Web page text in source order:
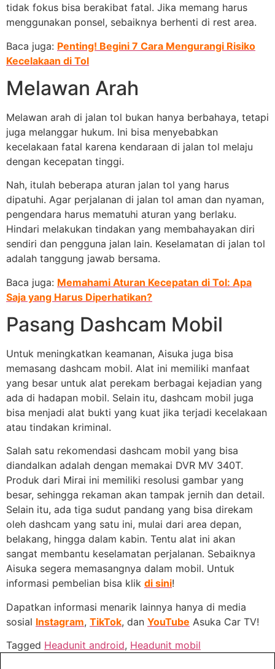
tidak fokus bisa berakibat fatal. Jika memang harus
menggunakan ponsel, sebaiknya berhenti di rest area.
Baca juga: Penting! Begini 7 Cara Mengurangi Risiko
Kecelakaan di Tol
Melawan Arah
Melawan arah di jalan tol bukan hanya berbahaya, tetapi
juga melanggar hukum. Ini bisa menyebabkan
kecelakaan fatal karena kendaraan di jalan tol melaju
dengan kecepatan tinggi.
Nah, itulah beberapa aturan jalan tol yang harus
dipatuhi. Agar perjalanan di jalan tol aman dan nyaman,
pengendara harus mematuhi aturan yang berlaku.
Hindari melakukan tindakan yang membahayakan diri
sendiri dan pengguna jalan lain. Keselamatan di jalan tol
adalah tanggung jawab bersama.
Baca juga: Memahami Aturan Kecepatan di Tol: Apa
Saja yang Harus Diperhatikan?
Pasang Dashcam Mobil
Untuk meningkatkan keamanan, Aisuka juga bisa
memasang dashcam mobil. Alat ini memiliki manfaat
yang besar untuk alat perekam berbagai kejadian yang
ada di hadapan mobil. Selain itu, dashcam mobil juga
bisa menjadi alat bukti yang kuat jika terjadi kecelakaan
atau tindakan kriminal.
Salah satu rekomendasi dashcam mobil yang bisa
diandalkan adalah dengan memakai DVR MV 340T.
Produk dari Mirai ini memiliki resolusi gambar yang
besar, sehingga rekaman akan tampak jernih dan detail.
Selain itu, ada tiga sudut pandang yang bisa direkam
oleh dashcam yang satu ini, mulai dari area depan,
belakang, hingga dalam kabin. Tentu alat ini akan
sangat membantu keselamatan perjalanan. Sebaiknya
Aisuka segera memasangnya dalam mobil. Untuk
informasi pembelian bisa klik di sini!
Dapatkan informasi menarik lainnya hanya di media
sosial Instagram, TikTok, dan YouTube Asuka Car TV!
Tagged Headunit android, Headunit mobil